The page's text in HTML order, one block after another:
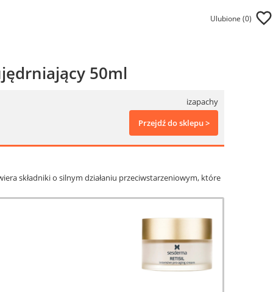
Ulubione (0)
50ml
izapachy
Przejdź do sklepu >
składniki o silnym działaniu przeciwstarzeniowym, które